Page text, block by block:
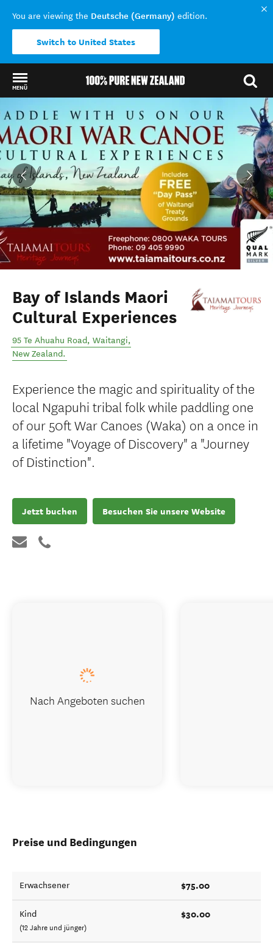
You are viewing the Deutsche (Germany) edition.
Switch to United States
MENÜ
Back to my results
Bay of Islands Maori
Cultural Experiences
95 Te Ahuahu Road, Waitangi,
New Zealand.
Experience the magic and spirituality of the
local Ngapuhi tribal folk while paddling one
of our 50ft War Canoes (Waka) on a once in
a lifetime "Voyage of Discovery" a "Journey
of Distinction".
Jetzt buchen Besuchen Sie unsere Website
Preise und Bedingungen
Erwachsener $75.00
Kind
(12 Jahre und jünger)
$30.00
Nach Angeboten suchen